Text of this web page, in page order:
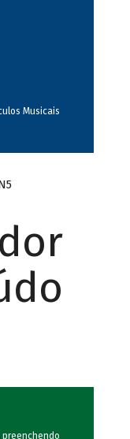
Musicais
preenchendo